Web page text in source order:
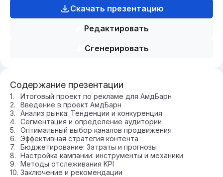
Скачать презентацию
Редактировать
Сгенерировать
Содержание презентации
Итоговый проект по рекламе для АмдБарн
Введение в проект АмдБарн
Анализ рынка: Тенденции и конкуренция
Сегментация и определение аудитории
Оптимальный выбор каналов продвижения
Эффективная стратегия контента
Бюджетирование: Затраты и прогнозы
Настройка кампании: инструменты и механики
Методы отслеживания KPI
Заключение и рекомендации